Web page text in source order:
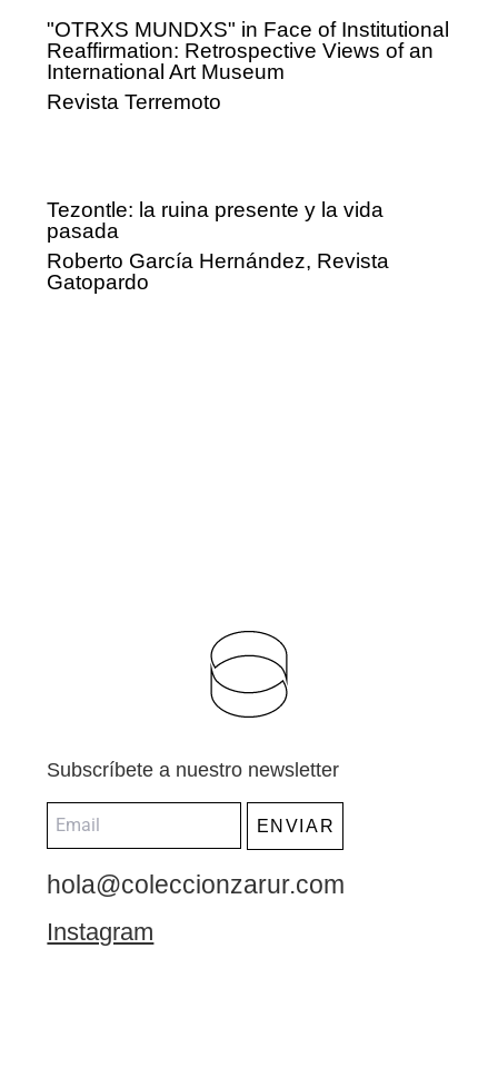
"OTRXS MUNDXS" in Face of Institutional
Reaffirmation: Retrospective Views of an
International Art Museum
Revista Terremoto
Tezontle: la ruina presente y la vida
pasada
Roberto García Hernández, Revista
Gatopardo
Subscríbete a nuestro newsletter
ENVIAR
hola@coleccionzarur.com
Instagram